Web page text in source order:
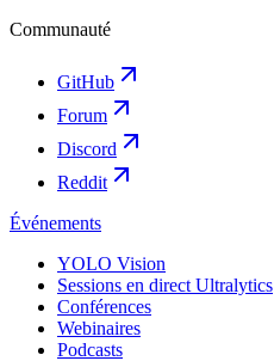
Communauté
GitHub
Forum
Discord
Reddit
Événements
YOLO Vision
Sessions en direct Ultralytics
Conférences
Webinaires
Podcasts